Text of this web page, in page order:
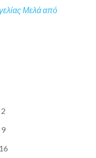
Μελά από
2
9
16